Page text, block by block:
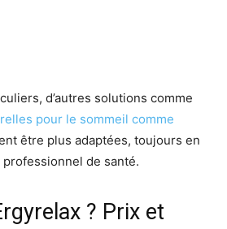
d’autres solutions comme
pour le sommeil comme
être plus adaptées, toujours en
de santé.
? Prix et